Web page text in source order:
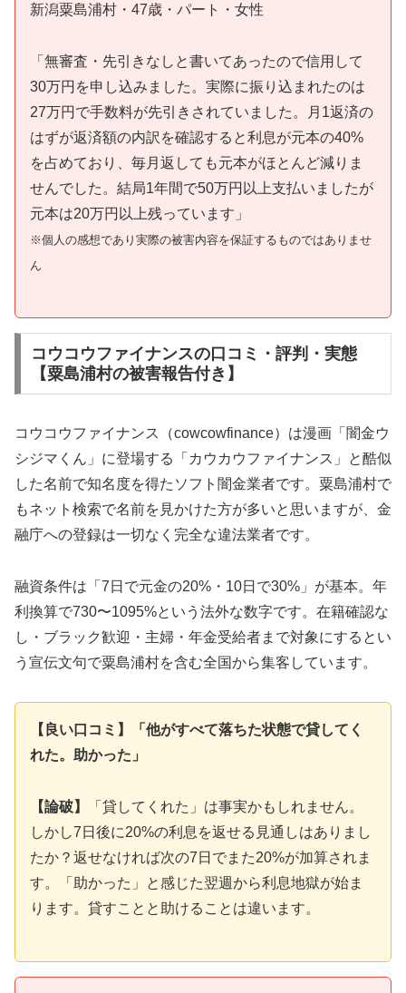
新潟粟島浦村・47歳・パート・女性
「無審査・先引きなしと書いてあったので信用して
30万円を申し込みました。実際に振り込まれたのは
27万円で手数料が先引きされていました。月1返済の
はずが返済額の内訳を確認すると利息が元本の40%
を占めており、毎月返しても元本がほとんど減りま
せんでした。結局1年間で50万円以上支払いましたが
元本は20万円以上残っています」
※個人の感想であり実際の被害内容を保証するものではありませ
ん
コウコウファイナンスの口コミ・評判・実態
【粟島浦村の被害報告付き】
コウコウファイナンス（cowcowfinance）は漫画「闇金ウ
シジマくん」に登場する「カウカウファイナンス」と酷似
した名前で知名度を得たソフト闇金業者です。粟島浦村で
もネット検索で名前を見かけた方が多いと思いますが、金
融庁への登録は一切なく完全な違法業者です。
融資条件は「7日で元金の20%・10日で30%」が基本。年
利換算で730〜1095%という法外な数字です。在籍確認な
し・ブラック歓迎・主婦・年金受給者まで対象にするとい
う宣伝文句で粟島浦村を含む全国から集客しています。
【良い口コミ】「他がすべて落ちた状態で貸してく
れた。助かった」
【論破】
「貸してくれた」は事実かもしれません。
しかし7日後に20%の利息を返せる見通しはありまし
たか？返せなければ次の7日でまた20%が加算されま
す。「助かった」と感じた翌週から利息地獄が始ま
ります。貸すことと助けることは違います。